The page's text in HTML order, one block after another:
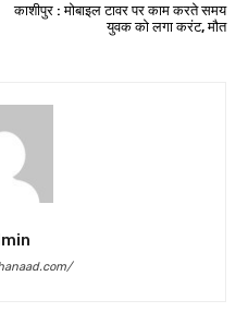
काशीपुर : मोबाइल टावर पर काम करते समय
युवक को लगा करंट, मौत